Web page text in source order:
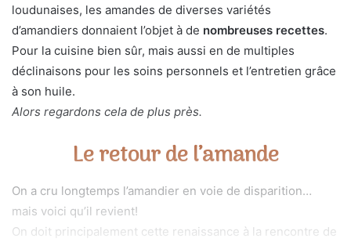
loudunaises, les amandes de diverses variétés
d’amandiers donnaient l’objet à de nombreuses recettes.
Pour la cuisine bien sûr, mais aussi en de multiples
déclinaisons pour les soins personnels et l’entretien grâce
à son huile.
Alors regardons cela de plus près.
Le retour de l’amande
On a cru longtemps l’amandier en voie de disparition…
mais voici qu’il revient!
On doit principalement cette renaissance à la rencontre de